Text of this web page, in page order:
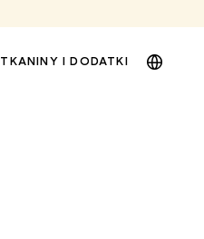
TKANINY I DODATKI